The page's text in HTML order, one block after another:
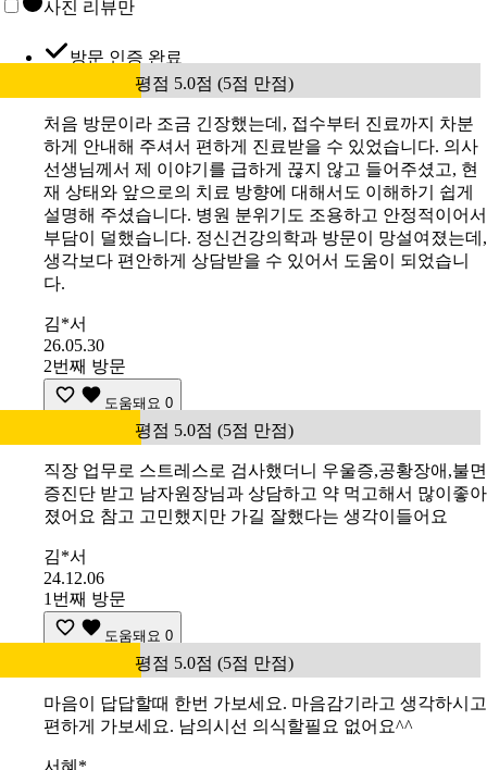
사진 리뷰만
방문 인증 완료
평점 5.0점 (5점 만점)
처음 방문이라 조금 긴장했는데, 접수부터 진료까지 차분
하게 안내해 주셔서 편하게 진료받을 수 있었습니다. 의사
선생님께서 제 이야기를 급하게 끊지 않고 들어주셨고, 현
재 상태와 앞으로의 치료 방향에 대해서도 이해하기 쉽게
설명해 주셨습니다. 병원 분위기도 조용하고 안정적이어서
부담이 덜했습니다. 정신건강의학과 방문이 망설여졌는데,
생각보다 편안하게 상담받을 수 있어서 도움이 되었습니
다.
김*서
26.05.30
2번째 방문
도움돼요 0
평점 5.0점 (5점 만점)
직장 업무로 스트레스로 검사했더니 우울증,공황장애,불면
증진단 받고 남자원장님과 상담하고 약 먹고해서 많이좋아
졌어요 참고 고민했지만 가길 잘했다는 생각이들어요
김*서
24.12.06
1번째 방문
도움돼요 0
평점 5.0점 (5점 만점)
마음이 답답할때 한번 가보세요. 마음감기라고 생각하시고
편하게 가보세요. 남의시선 의식할필요 없어요^^